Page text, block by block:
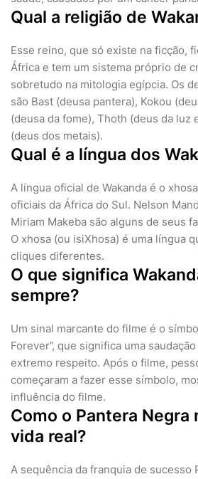
Qual a religião de
Esse reino, que só existe na ficção,
África e tem um sistema próprio de
sobretudo na mitologia egípcia. Os
são Bast (deusa pantera), Kokou
(deusa da fome), Thoth (deus da luz
(deus dos metais).
Qual é a língua dos
A língua oficial de Wakanda é o
oficiais da África do Sul. Nelson
Miriam Makeba são alguns de seus
O xhosa (ou isiXhosa) é uma língua
cliques diferentes.
O que significa
sempre?
Um sinal marcante do filme é o
Forever”, que significa uma
extremo respeito. Após o filme,
começaram a fazer esse símbolo,
influência do filme.
Como o Pantera Negra
vida real?
A sequência da franquia de sucesso